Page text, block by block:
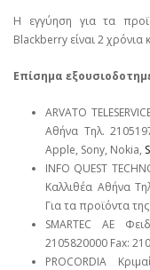
Η εγγύηση για τα
Blackberry είναι 2 χρόνια
Επίσημα
ARVATO
Αθήνα Τηλ.
Apple, Sony, Nokia,
INFO QUEST
Καλλιθέα Αθήνα
Για τα προϊόντα
SMARTEC ΑΕ
2105820000 Fax:
PROCORDIA